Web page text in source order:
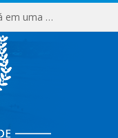
Milhares de fiéis tomam as ruas de São Miguel do Guamá em uma grande celebração de fé na Marcha para Jesus 2026.